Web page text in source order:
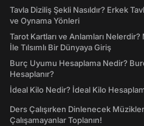
Tavla Diziliş Şekli Nasıldır? Erkek
ve Oynama Yönleri
Tarot Kartları ve Anlamları
İle Tılsımlı Bir Dünyaya Giriş
Burç Uyumu Hesaplama Nedir?
Hesaplanır?
İdeal Kilo Nedir? İdeal Kilo
Ders Çalışırken Dinlenecek
Çalışamayanlar Toplanın!